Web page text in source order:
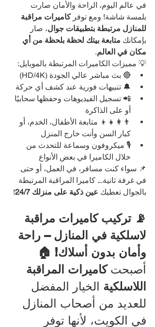
في عالم اليوم، الراحة والأمان صارت
بلمسة شاشة! ومع توفر كاميرات مراقبة
للمنازل مرتبطة بتطبيقات جوال، صار
بإمكانك متابعة بيتك لحظة بلحظة من أي
مكان في العالم.
💡 مميزات الكاميرات المرتبطة بالموبايل:
🔴 بث مباشر عالي الجودة (HD/4K)
🔔 تنبيهات فورية عند كشف أي حركة
📲 تسجيل الفيديوهات وحفظها سحابيًا
أو على الذاكرة
👨‍👩‍👧‍👦 متابعة الأطفال، الخدم، أو
كبار السن وأنت خارج المنزل
🎙️ ميكروفون وسماعة للتحدث من
خلال الكاميرا في بعض الأنواع
📌 سواء كنت مسافر، في العمل، أو حتى
في غرفة ثانية... كاميرا المراقبة المرتبطة
بالجوال تعطيك عين ذكية على منزلك 24/7 !
📡 تركيب كاميرات مراقبة
لاسلكية في المنازل – راحة
وأمان بدون أسلاك! 🏠
أصبحت كاميرات المراقبة
اللاسلكية الخيار المفضل
للعديد من أصحاب المنازل
في الكويت، لأنها توفر